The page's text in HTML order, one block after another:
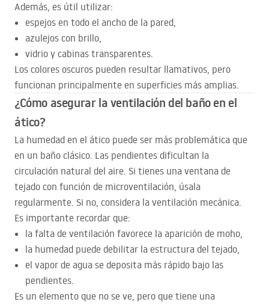
Además, es útil utilizar:
espejos en todo el ancho de la pared,
azulejos con brillo,
vidrio y cabinas transparentes.
Los colores oscuros pueden resultar llamativos, pero
funcionan principalmente en superficies más amplias.
¿Cómo asegurar la ventilación del baño en el
ático?
La humedad en el ático puede ser más problemática que
en un baño clásico. Las pendientes dificultan la
circulación natural del aire. Si tienes una ventana de
tejado con función de microventilación, úsala
regularmente. Si no, considera la ventilación mecánica.
Es importante recordar que:
la falta de ventilación favorece la aparición de moho,
la humedad puede debilitar la estructura del tejado,
el vapor de agua se deposita más rápido bajo las
pendientes.
Es un elemento que no se ve, pero que tiene una